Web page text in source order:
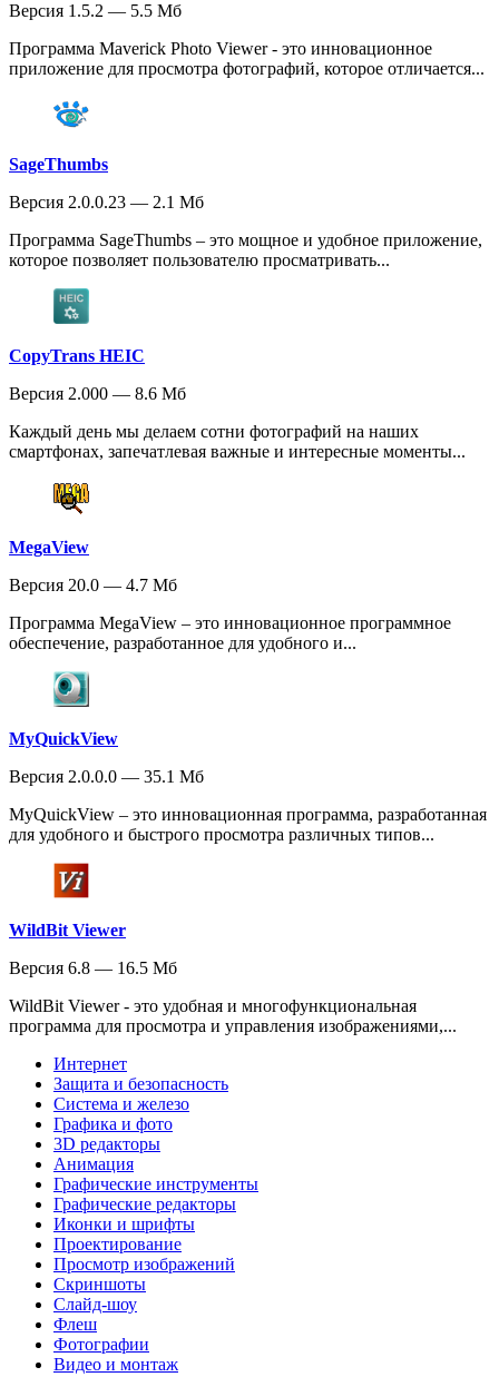
Версия 1.5.2 — 5.5 Мб
Программа Maverick Photo Viewer - это инновационное
приложение для просмотра фотографий, которое отличается...
SageThumbs
Версия 2.0.0.23 — 2.1 Мб
Программа SageThumbs – это мощное и удобное приложение,
которое позволяет пользователю просматривать...
CopyTrans HEIC
Версия 2.000 — 8.6 Мб
Каждый день мы делаем сотни фотографий на наших
смартфонах, запечатлевая важные и интересные моменты...
MegaView
Версия 20.0 — 4.7 Мб
Программа MegaView – это инновационное программное
обеспечение, разработанное для удобного и...
MyQuickView
Версия 2.0.0.0 — 35.1 Мб
MyQuickView – это инновационная программа, разработанная
для удобного и быстрого просмотра различных типов...
WildBit Viewer
Версия 6.8 — 16.5 Мб
WildBit Viewer - это удобная и многофункциональная
программа для просмотра и управления изображениями,...
Интернет
Защита и безопасность
Система и железо
Графика и фото
3D редакторы
Анимация
Графические инструменты
Графические редакторы
Иконки и шрифты
Проектирование
Просмотр изображений
Скриншоты
Слайд-шоу
Флеш
Фотографии
Видео и монтаж